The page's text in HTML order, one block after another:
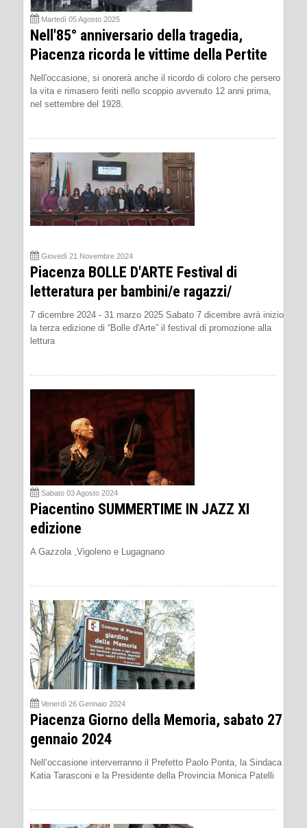
Martedì 05 Agosto 2025
Nell'85° anniversario della tragedia,
Piacenza ricorda le vittime della Pertite
Nell'occasione, si onorerà anche il ricordo di coloro che persero
la vita e rimasero feriti nello scoppio avvenuto 12 anni prima,
nel settembre del 1928.
Giovedì 21 Novembre 2024
Piacenza BOLLE D'ARTE Festival di
letteratura per bambini/e ragazzi/
7 dicembre 2024 - 31 marzo 2025 Sabato 7 dicembre avrà inizio
la terza edizione di “Bolle d'Arte” il festival di promozione alla
lettura
Sabato 03 Agosto 2024
Piacentino SUMMERTIME IN JAZZ XI
edizione
A Gazzola ,Vigoleno e Lugagnano
Venerdì 26 Gennaio 2024
Piacenza Giorno della Memoria, sabato 27
gennaio 2024
Nell’occasione interverranno il Prefetto Paolo Ponta, la Sindaca
Katia Tarasconi e la Presidente della Provincia Monica Patelli